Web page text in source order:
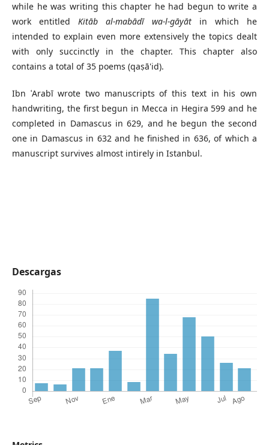
while he was writing this chapter he had begun to write a
work entitled Kitāb al-mabādī wa-l-gāyāt in which he
intended to explain even more extensively the topics dealt
with only succinctly in the chapter. This chapter also
contains a total of 35 poems (qaṣā'id).
Ibn ʿArabī wrote two manuscripts of this text in his own
handwriting, the first begun in Mecca in Hegira 599 and he
completed in Damascus in 629, and he begun the second
one in Damascus in 632 and he finished in 636, of which a
manuscript survives almost intirely in Istanbul.
Descargas